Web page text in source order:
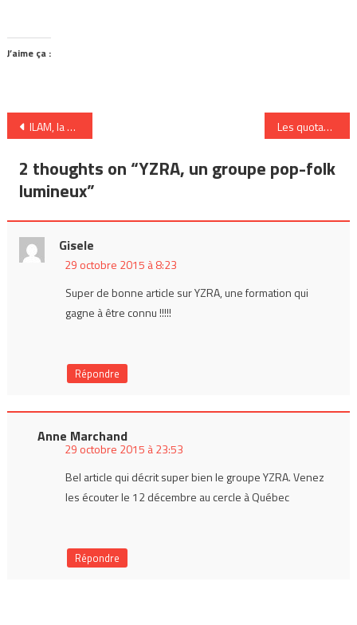
J’aime ça :
Navigation
de
l’article
ILAM, la « voix afropop » à surveiller Les quotas francophones sur les ondes
2 thoughts on “YZRA, un groupe pop-folk
lumineux”
Gisele
29 octobre 2015 à 8:23
Super de bonne article sur YZRA, une formation qui
gagne à être connu !!!!!
Répondre
Anne Marchand
29 octobre 2015 à 23:53
Bel article qui décrit super bien le groupe YZRA. Venez
les écouter le 12 décembre au cercle à Québec
Répondre